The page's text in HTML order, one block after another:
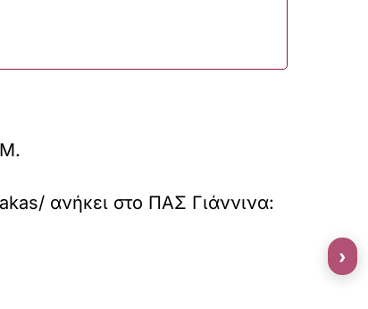
ανήκει στο ΠΑΣ Γιάννινα:
›